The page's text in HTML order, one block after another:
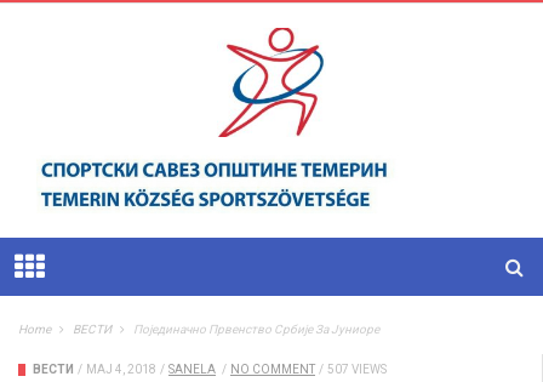
Home ВЕСТИ Појединачно Првенство Србије За Јуниоре
ВЕСТИ / МАЈ 4, 2018 / SANELA / NO COMMENT / 507 VIEWS